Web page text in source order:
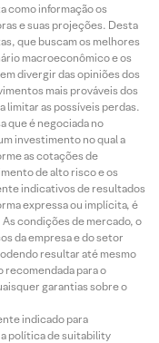
como informação os
e suas projeções. Desta
que buscam os melhores
macroeconômico e os
divergir das opiniões dos
mais prováveis dos
limitar as possíveis perdas.
que é negociada no
investimento no qual a
as cotações de
de alto risco e os
indicativos de resultados
expressa ou implícita, é
condições de mercado, o
da empresa e do setor
resultar até mesmo
recomendada para o
garantias sobre o
indicado para
política de suitability